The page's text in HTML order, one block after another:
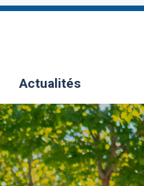
Actualités